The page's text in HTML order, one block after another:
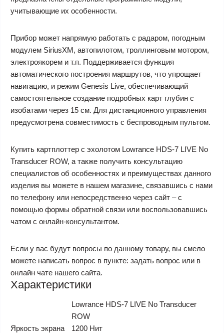
учитывающие их особенности.
Прибор может напрямую работать с радаром, погодным
модулем SiriusXM, автопилотом, троллинговым мотором,
электроякорем и т.п. Поддерживается функция
автоматического построения маршрутов, что упрощает
навигацию, и режим Genesis Live, обеспечивающий
самостоятельное создание подробных карт глубин с
изобатами через 15 см. Для дистанционного управления
предусмотрена совместимость с беспроводным пультом.
Купить картплоттер с эхолотом Lowrance HDS-7 LIVE No
Transducer ROW, а также получить консультацию
специалистов об особенностях и преимуществах данного
изделия вы можете в нашем магазине, связавшись с нами
по телефону или непосредственно через сайт – с
помощью формы обратной связи или воспользовавшись
чатом с онлайн-консультантом.
Если у вас будут вопросы по данному товару, вы смело
можете написать вопрос в пункте: задать вопрос или в
онлайн чате нашего сайта.
Характеристики
Lowrance HDS-7 LIVE No Transducer
ROW
Яркость экрана
1200 Нит